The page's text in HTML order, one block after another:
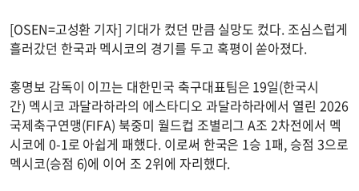
[OSEN=고성환 기자] 기대가 컸던 만큼 실망도 컸다. 조심스럽게
흘러갔던 한국과 멕시코의 경기를 두고 혹평이 쏟아졌다.
홍명보 감독이 이끄는 대한민국 축구대표팀은 19일(한국시
간) 멕시코 과달라하라의 에스타디오 과달라하라에서 열린 2026
국제축구연맹(FIFA) 북중미 월드컵 조별리그 A조 2차전에서 멕
시코에 0-1로 아쉽게 패했다. 이로써 한국은 1승 1패, 승점 3으로
멕시코(승점 6)에 이어 조 2위에 자리했다.